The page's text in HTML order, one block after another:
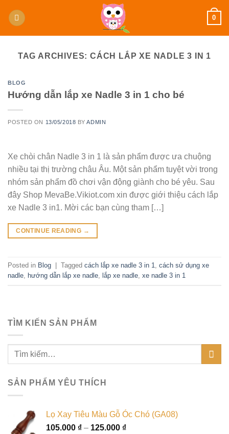
0
TAG ARCHIVES: CÁCH LẮP XE NADLE 3 IN 1
BLOG
Hướng dẫn lắp xe Nadle 3 in 1 cho bé
POSTED ON 13/05/2018 BYADMIN
Xe chòi chân Nadle 3 in 1 là sản phẩm được ưa chuộng
nhiều tại thị trường châu Âu. Một sản phẩm tuyệt vời trong
nhóm sản phẩm đồ chơi vận động giành cho bé yêu. Sau
đây Shop MevaBe.Vikiot.com xin được giới thiệu cách lắp
xe Nadle 3 in1. Mời các bạn cùng tham […]
CONTINUE READING →
Posted in Blog Tagged cách lắp xe nadle 3 in 1
cách sử dụng xe
nadle
hướng dẫn lắp xe nadle lắp xe nadle xe nadle 3 in 1
TÌM KIẾN SẢN PHẨM
SẢN PHẨM YÊU THÍCH
Lọ Xay Tiêu Màu Gỗ Óc Chó (GA08)
105.000 ₫ – 125.000 ₫